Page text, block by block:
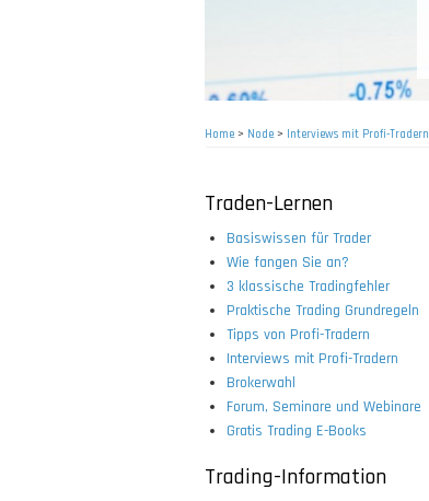
Home> Node> Interviews mit Profi-Tradern
Traden-Lernen
Basiswissen für Trader
Wie fangen Sie an?
3 klassische Tradingfehler
Praktische Trading Grundregeln
Tipps von Profi-Tradern
Interviews mit Profi-Tradern
Brokerwahl
Forum, Seminare und Webinare
Gratis Trading E-Books
Trading-Information